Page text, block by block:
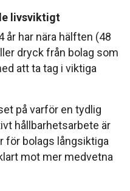
livsviktigt
år har nära hälften (48
dryck från bolag som
att ta tag i viktiga
på varför en tydlig
hållbarhetsarbete är
för bolags långsiktiga
mot mer medvetna